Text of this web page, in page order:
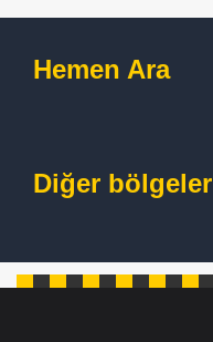
Hemen Ara
Diğer bölgeler